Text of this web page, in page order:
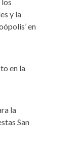
y la
en
en la
la
San